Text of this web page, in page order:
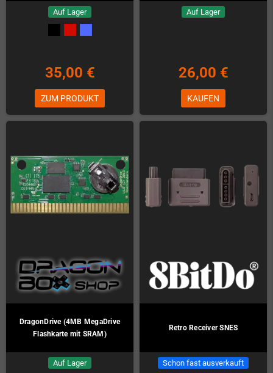
Auf Lager
35,00 €
ZUM PRODUKT
Auf Lager
26,00 €
KAUFEN
DragonDrive (4MB MegaDrive
Flashkarte mit SRAM)
Auf Lager
Retro Receiver SNES
Schon fast ausverkauft